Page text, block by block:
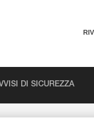
DI SICUREZZA